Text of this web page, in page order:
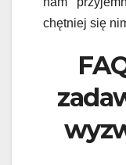
chętniej się